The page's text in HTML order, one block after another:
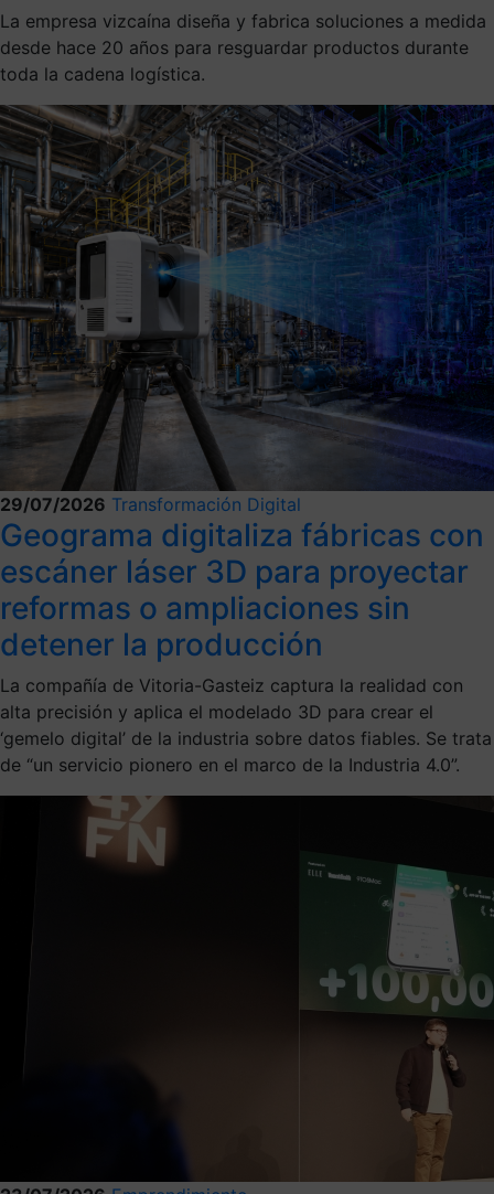
La empresa vizcaína diseña y fabrica soluciones a medida
desde hace 20 años para resguardar productos durante
toda la cadena logística.
29/07/2026 Transformación Digital
Geograma digitaliza fábricas con
escáner láser 3D para proyectar
reformas o ampliaciones sin
detener la producción
La compañía de Vitoria-Gasteiz captura la realidad con
alta precisión y aplica el modelado 3D para crear el
‘gemelo digital’ de la industria sobre datos fiables. Se trata
de “un servicio pionero en el marco de la Industria 4.0”.